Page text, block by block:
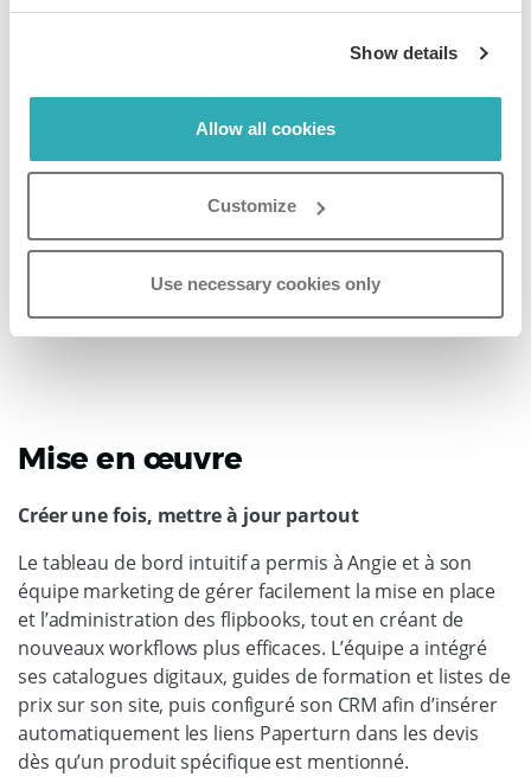
Show details
Allow all cookies
Customize
Use necessary cookies only
indexée, réduisant les frictions commerciales et le
temps de recherche. Des vidéos courtes intégrées
à leur rythme, remplaçant la nécessité d’appels support
Une liste de prix en ligne est devenue la source unique
de référence, et l’impression n’est utilisée qu’en cas de
demande spécifique. Lors des salons, les QR codes
servent à générer des leads, en reliant l’impact du
support papier à la puissance du marketing digital.
Mise en œuvre
Créer une fois, mettre à jour partout
Le tableau de bord intuitif a permis à Angie et à son
équipe marketing de gérer facilement la mise en place
et l’administration des flipbooks, tout en créant de
nouveaux workflows plus efficaces. L’équipe a intégré
ses catalogues digitaux, guides de formation et listes de
prix sur son site, puis configuré son CRM afin d’insérer
automatiquement les liens Paperturn dans les devis
dès qu’un produit spécifique est mentionné.